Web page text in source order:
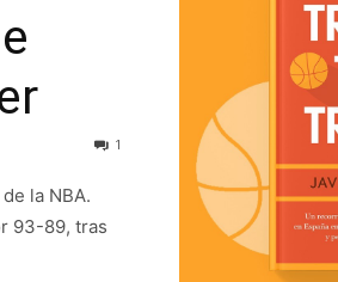
1
la NBA.
93-89, tras